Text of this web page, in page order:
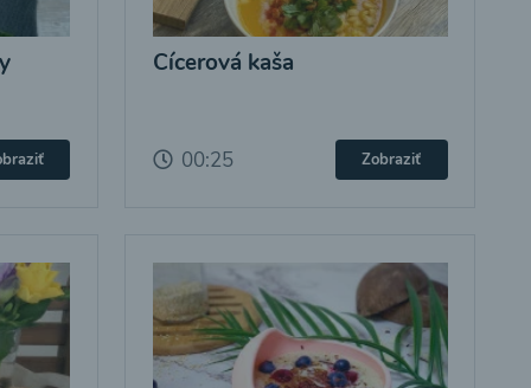
Cícerová kaša
00:25 Zobraziť